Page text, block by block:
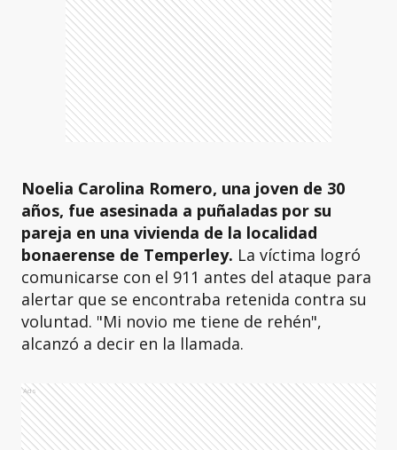
Noelia Carolina Romero, una joven de 30
años, fue asesinada a puñaladas por su
pareja en una vivienda de la localidad
bonaerense de Temperley. La víctima logró
comunicarse con el 911 antes del ataque para
alertar que se encontraba retenida contra su
voluntad. "Mi novio me tiene de rehén",
alcanzó a decir en la llamada.
Ads